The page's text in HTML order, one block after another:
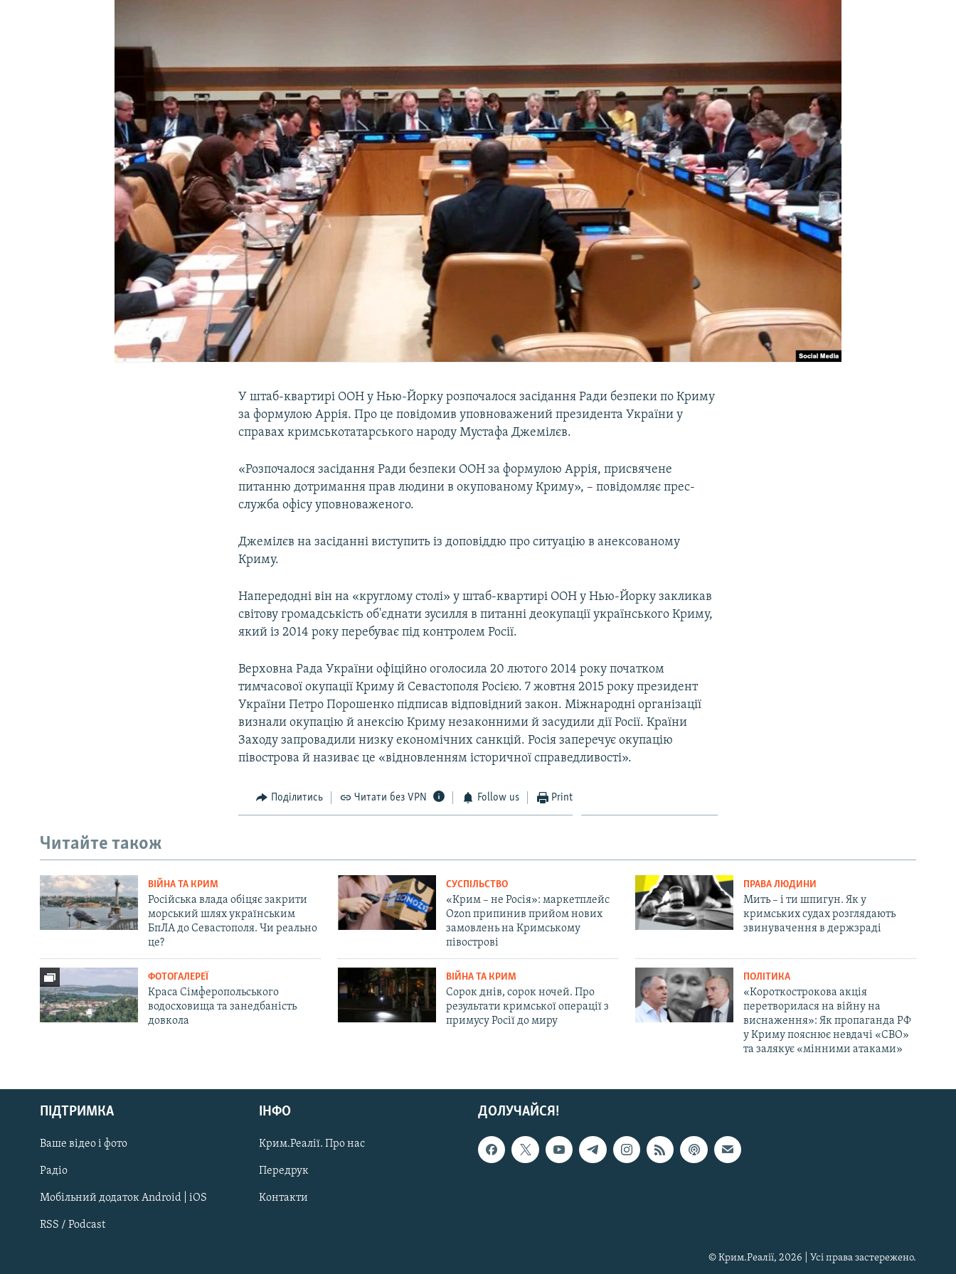
УКРАЇНСЬКА ПРОБЛЕМА КРИМУ
Русский
Qırımtatar
ДОЛУЧАЙСЯ!
У штаб-квартирі ООН у Нью-Йорку розпочалося засідання Ради безпеки по Криму
за формулою Аррія. Про це повідомив уповноважений президента України у
справах кримськотатарського народу Мустафа Джемілєв.
«Розпочалося засідання Ради безпеки ООН за формулою Аррія, присвячене
питанню дотримання прав людини в окупованому Криму», – повідомляє прес-
служба офісу уповноваженого.
Джемілєв на засіданні виступить із доповіддю про ситуацію в анексованому
Криму.
Напередодні він на «круглому столі» у штаб-квартирі ООН у Нью-Йорку закликав
світову громадськість об'єднати зусилля в питанні деокупації українського Криму,
який із 2014 року перебуває під контролем Росії.
Верховна Рада України офіційно оголосила 20 лютого 2014 року початком
тимчасової окупації Криму й Севастополя Росією. 7 жовтня 2015 року президент
України Петро Порошенко підписав відповідний закон. Міжнародні організації
визнали окупацію й анексію Криму незаконними й засудили дії Росії. Країни
Заходу запровадили низку економічних санкцій. Росія заперечує окупацію
півострова й називає це «відновленням історичної справедливості».
Поділитись Читати без VPN Follow us Print
Читайте також
ВІЙНА ТА КРИМ
Російська влада обіцяє закрити
морський шлях українським
БпЛА до Севастополя. Чи реально
це?
СУСПІЛЬСТВО
«Крим – не Росія»: маркетплейс
Ozon припинив прийом нових
замовлень на Кримському
півострові
ПРАВА ЛЮДИНИ
Мить – і ти шпигун. Як у
кримських судах розглядають
звинувачення в держзраді
ФОТОГАЛЕРЕЇ
Краса Сімферопольського
водосховища та занедбаність
довкола
ВІЙНА ТА КРИМ
Сорок днів, сорок ночей. Про
результати кримської операції з
примусу Росії до миру
ПОЛІТИКА
«Короткострокова акція
перетворилася на війну на
виснаження»: Як пропаганда РФ
у Криму пояснює невдачі «СВО»
та залякує «мінними атаками»
ДОЛУЧАЙСЯ!
ПІДТРИМКА
Ваше відео і фото
Радіо
Мобільний додаток Android | iOS
RSS / Podcast
ІНФО
Крим.Реалії. Про нас
Передрук
Контакти
© Крим.Реалії, 2026 | Усі права застережено.